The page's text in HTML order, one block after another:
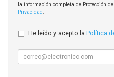
la información completa de Protección
Privacidad
He leído y acepto la Política